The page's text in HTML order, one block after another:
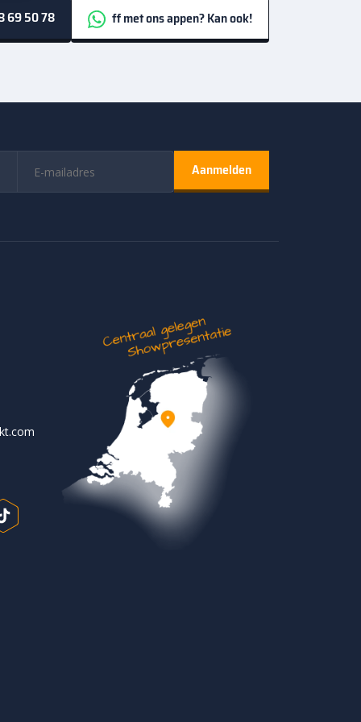
69 50 78 ff met ons appen? Kan ook!